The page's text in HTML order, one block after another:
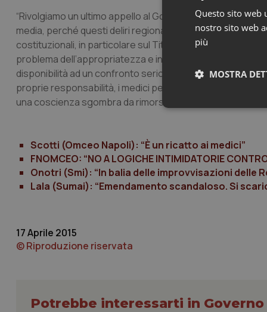
“Rivolgiamo un ultimo appello al Governo- conclude la
media, perché questi deliri regionali possano essere
costituzionali, in particolare sul Titolo V, affinché non si
problema dell’appropriatezza e in genere degli sprechi
disponibilità ad un confronto serio e approfondito con
proprie responsabilità, i medici per primi, perché se
una coscienza sgombra da rimorsi”.
Scotti (Omceo Napoli): “È un ricatto ai medici”
FNOMCEO: “NO A LOGICHE INTIMIDATORIE
Onotri (Smi): “In balia delle improvvisazioni delle
Lala (Sumai): “Emendamento scandaloso. Si
17 Aprile 2015
© Riproduzione riservata
Potrebbe interessarti in
Questo sito web
nostro sito web
più
MOSTRA